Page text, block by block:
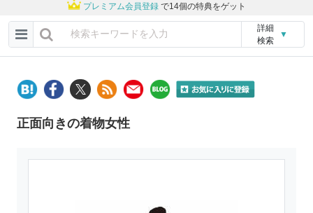
プレミアム会員登録 で14個の特典をゲット
詳細
検索
▼
正面向きの着物女性